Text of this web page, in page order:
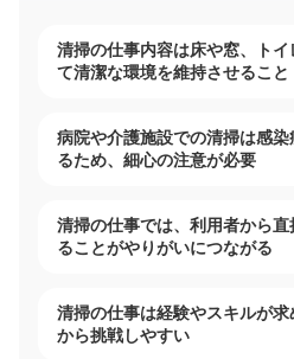
清掃の仕事内容は床や窓、ト
て清潔な環境を維持させること
病院や介護施設での清掃は感
るため、細心の注意が必要
清掃の仕事では、利用者から
ることがやりがいにつながる
清掃の仕事は経験やスキルが
から挑戦しやすい